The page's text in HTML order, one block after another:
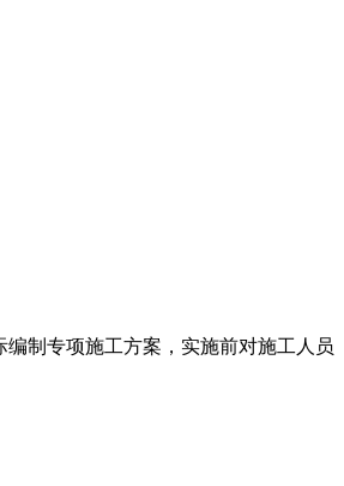
制专项施工方案，实施前对施工人员